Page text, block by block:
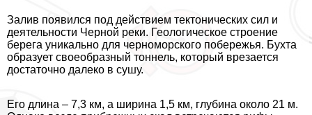
Залив появился под действием тектонических сил и
деятельности Черной реки. Геологическое строение
берега уникально для черноморского побережья. Бухта
образует своеобразный тоннель, который врезается
достаточно далеко в сушу.
Его длина – 7,3 км, а ширина 1,5 км, глубина около 21 м.